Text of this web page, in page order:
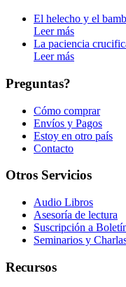
El helecho y el
Leer más
La paciencia
Leer más
Preguntas?
Cómo comprar
Envíos y Pagos
Estoy en otro país
Contacto
Otros Servicios
Audio Libros
Asesoría de lectura
Suscripción a
Seminarios y
Recursos